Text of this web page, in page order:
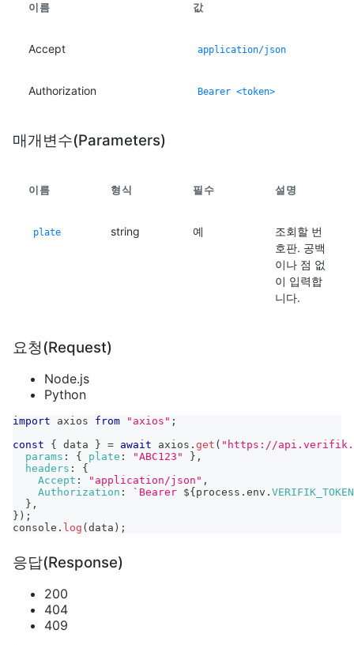
이름 값
Accept application/json
Authorization Bearer <token>
매개변수(Parameters)
이름 형식 필수 설명
plate string 예
조회할 번
호판. 공백
이나 점 없
이 입력합
니다.
요청(Request)
Node.js
Python
import axios from "axios" ;
const
{ data } = await axios . get ( "https://
params : { plate : "ABC123" } ,
headers :
{
Accept : "application/json" ,
Authorization : ` Bearer ${ process . env . VERIFIK_TOKEN
} ,
} ) ;
console . log ( data ) ;
응답(Response)
200
404
409